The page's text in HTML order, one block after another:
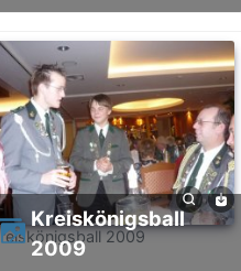
2009
Kreiskönigsball
2009